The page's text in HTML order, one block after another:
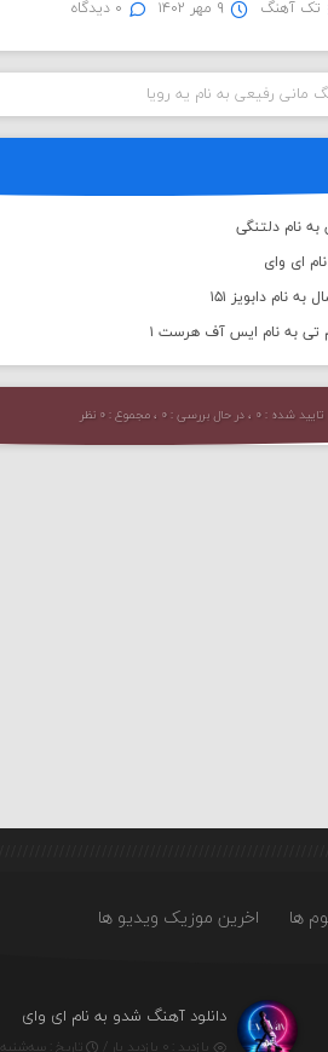
تک آهنگ ۹ مهر ۱۴۰۲ ۰ دیدگاه
مانی رفیعی به نام یه رویا
نام دلتنگی
ای وای
نام دابویز ۱۵۱
تی به نام ایس آف هرست ۱
تایید شده : ۰ ، در حال بررسی : ۰ ، مجموع : ۰ نظر
ها اخرین موزیک ویدیو ها
دانلود آهنگ شدو به نام ای وای
بازدید : ۰ بازدید بار / تاریخ : سه‌شنبه ۱۳ مرداد ۱۴۰۵